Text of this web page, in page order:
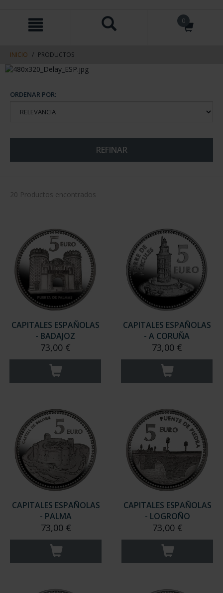
navegacin
0
INICIO PRODUCTOS
REFINAR
CAPITALES ESPAÑOLAS
- BADAJOZ
73,00 €
CAPITALES ESPAÑOLAS
- A CORUÑA
73,00 €
CAPITALES ESPAÑOLAS
- PALMA
73,00 €
CAPITALES ESPAÑOLAS
- LOGROÑO
73,00 €